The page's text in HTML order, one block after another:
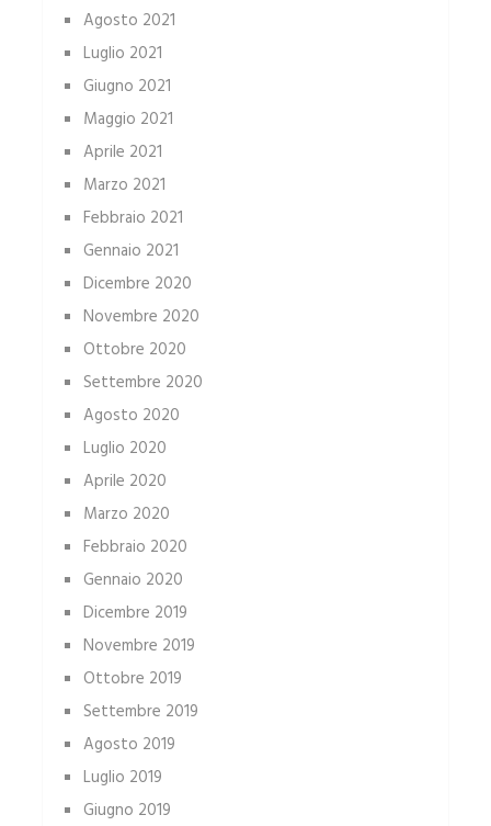
Agosto 2021
Luglio 2021
Giugno 2021
Maggio 2021
Aprile 2021
Marzo 2021
Febbraio 2021
Gennaio 2021
Dicembre 2020
Novembre 2020
Ottobre 2020
Settembre 2020
Agosto 2020
Luglio 2020
Aprile 2020
Marzo 2020
Febbraio 2020
Gennaio 2020
Dicembre 2019
Novembre 2019
Ottobre 2019
Settembre 2019
Agosto 2019
Luglio 2019
Giugno 2019